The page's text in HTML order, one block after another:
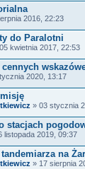
2016, 22:23
do Paralotni
kwietnia 2017, 22:53
2020, 13:17
» 03 stycznia
stacjach
listopada 2019, 09:37
na
» 17 sierpnia